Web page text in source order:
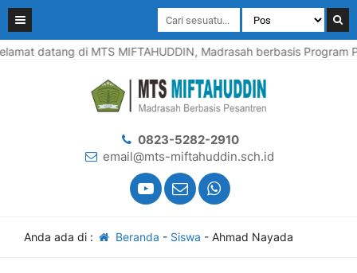
datang di MTS MIFTAHUDDIN, Madrasah berbasis Program
0823-5282-2910
email@mts-miftahuddin.sch.id
Anda ada di : Beranda - Siswa - Ahmad Nayada